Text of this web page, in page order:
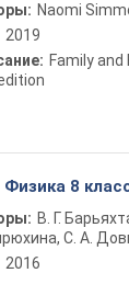
Naomi
2019
Family
8
В. Г.
С. А.
2016